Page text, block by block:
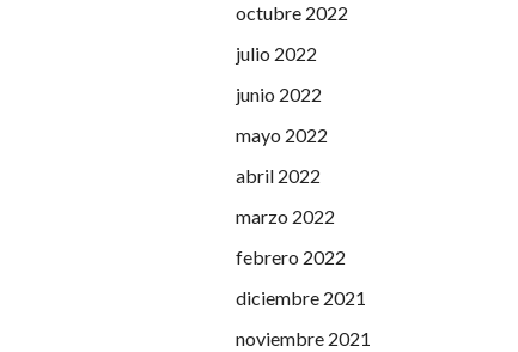
octubre 2022
julio 2022
junio 2022
mayo 2022
abril 2022
marzo 2022
febrero 2022
diciembre 2021
noviembre 2021